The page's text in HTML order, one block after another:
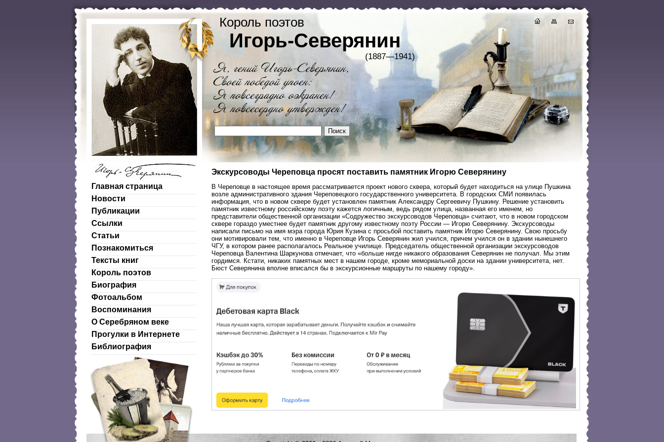
Король поэтов
Игорь-Северянин
(1887—1941)
Главная страница
Новости
Публикации
Ссылки
Статьи
Познакомиться
Тексты книг
Король поэтов
Биография
Фотоальбом
Воспоминания
О Серебряном веке
Прогулки в Интернете
Библиография
Экскурсоводы Череповца просят поставить памятник Игорю Северянину
В Череповце в настоящее время рассматривается проект нового сквера, который будет находиться на улице Пушкина
возле административного здания Череповецкого государственного университета. В городских СМИ появилась
информация, что в новом сквере будет установлен памятник Александру Сергеевичу Пушкину. Решение установить
памятник известному российскому поэту кажется логичным, ведь рядом улица, названная его именем, но
представители общественной организации «Содружество экскурсоводов Череповца» считают, что в новом городском
сквере гораздо уместнее будет памятник другому известному поэту России — Игорю Северянину. Экскурсоводы
написали письмо на имя мэра города Юрия Кузина с просьбой поставить памятник Игорю Северянину. Свою просьбу
они мотивировали тем, что именно в Череповце Игорь Северянин жил учился, причем учился он в здании нынешнего
ЧГУ, в котором ранее располагалось Реальное училище. Председатель общественной организации экскурсоводов
Череповца Валентина Шаркунова отмечает, что «больше нигде никакого образования Северянин не получал. Мы этим
гордимся. Кстати, никаких памятных мест в нашем городе, кроме мемориальной доски на здании университета, нет.
Бюст Северянина вполне вписался бы в экскурсионные маршруты по нашему городу».